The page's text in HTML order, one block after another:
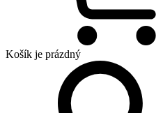
Košík je prázdný